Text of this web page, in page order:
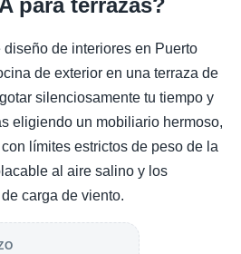
para terrazas?
de interiores en Puerto
de exterior en una terraza de
silenciosamente tu tiempo y
eligiendo un mobiliario hermoso,
límites estrictos de peso de la
al aire salino y los
carga de viento.